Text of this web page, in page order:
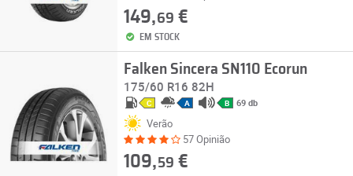
149,69 €
EM STOCK
Falken Sincera SN110 Ecorun
175/60 R16 82H
C A B 69 db
Verão
57 Opinião
109,59 €